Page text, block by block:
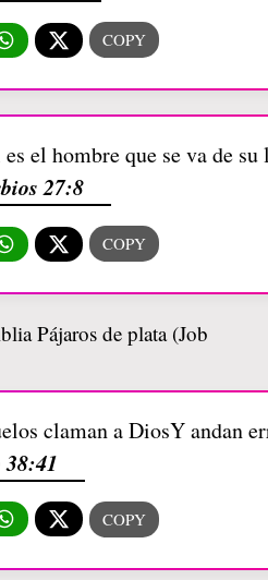
el hombre que se va de su
27:8
claman a DiosY andan
38:41